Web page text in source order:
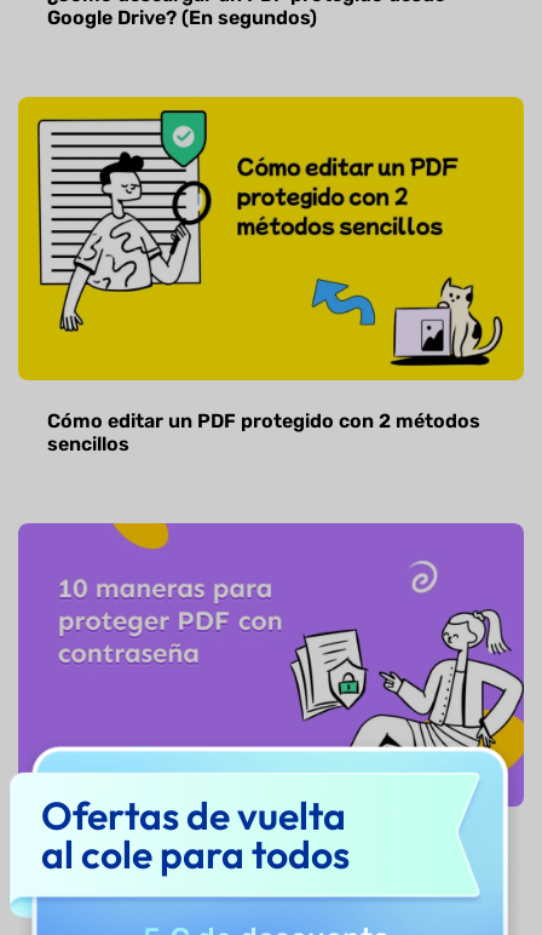
Google Drive? (En segundos)
Cómo editar un PDF protegido con 2 métodos
sencillos
¿Cómo proteger un PDF con contraseña? La
mejor guía de 2026 aquí.
Ofertas de vuelta
al cole para todos